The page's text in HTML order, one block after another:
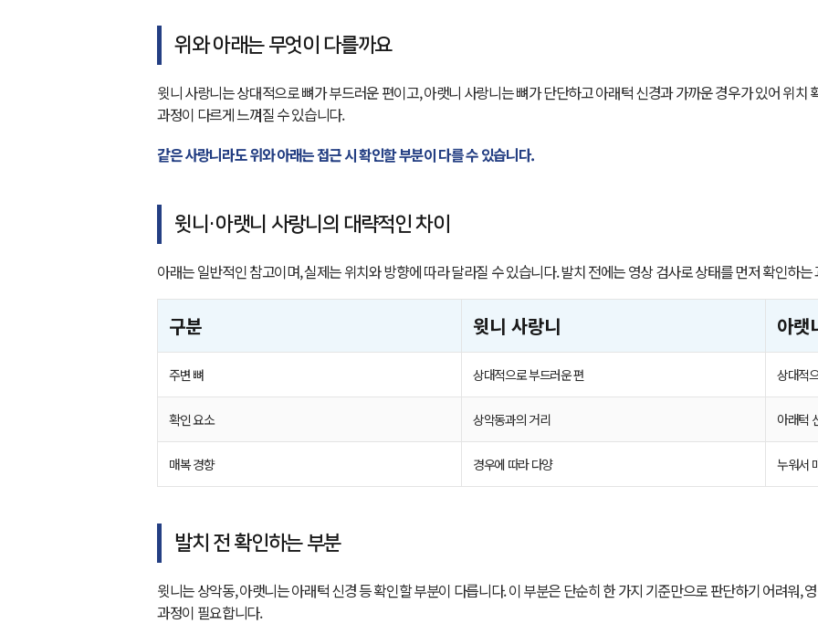
위와 아래는 무엇이 다를까요
윗니 사랑니는 상대적으로 뼈가 부드러운 편이고, 아랫니 사랑니는 뼈가 단단하고 아래턱 신경과 가까운 경우가 있어 위치
과정이 다르게 느껴질 수 있습니다.
같은 사랑니라도 위와 아래는 접근 시 확인할 부분이 다를 수 있습니다.
윗니·아랫니 사랑니의 대략적인 차이
아래는 일반적인 참고이며, 실제는 위치와 방향에 따라 달라질 수 있습니다. 발치 전에는 영상 검사로 상태를 먼저 확인하
구분 윗니 사랑니 아랫
주변 뼈 상대적으로 부드러운 편 상대적
확인 요소 상악동과의 거리 아래턱
매복 경향 경우에 따라 다양 누워서
발치 전 확인하는 부분
윗니는 상악동, 아랫니는 아래턱 신경 등 확인할 부분이 다릅니다. 이 부분은 단순히 한 가지 기준만으로 판단하기 어려워,
과정이 필요합니다.